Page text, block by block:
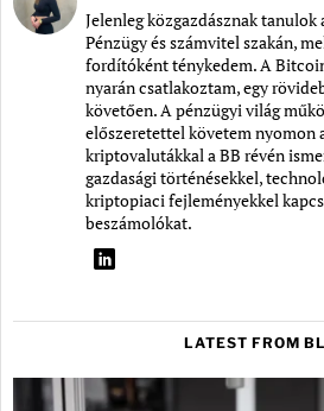
Jelenleg közgazdásznak tanulok
Pénzügy és számvitel szakán,
fordítóként ténykedem. A
nyarán csatlakoztam, egy
követően. A pénzügyi világ
előszeretettel követem nyomon
kriptovalutákkal a BB révén
gazdasági történésekkel,
kriptopiaci fejleményekkel
beszámolókat.
LATEST FROM